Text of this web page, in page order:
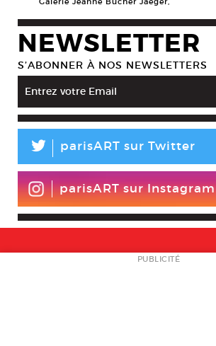
NEWSLETTER
S’ABONNER À NOS NEWSLETTERS
L parisART sur Twitter
parisART sur Instagram
NEWSLETTER
PUBLICITÉ